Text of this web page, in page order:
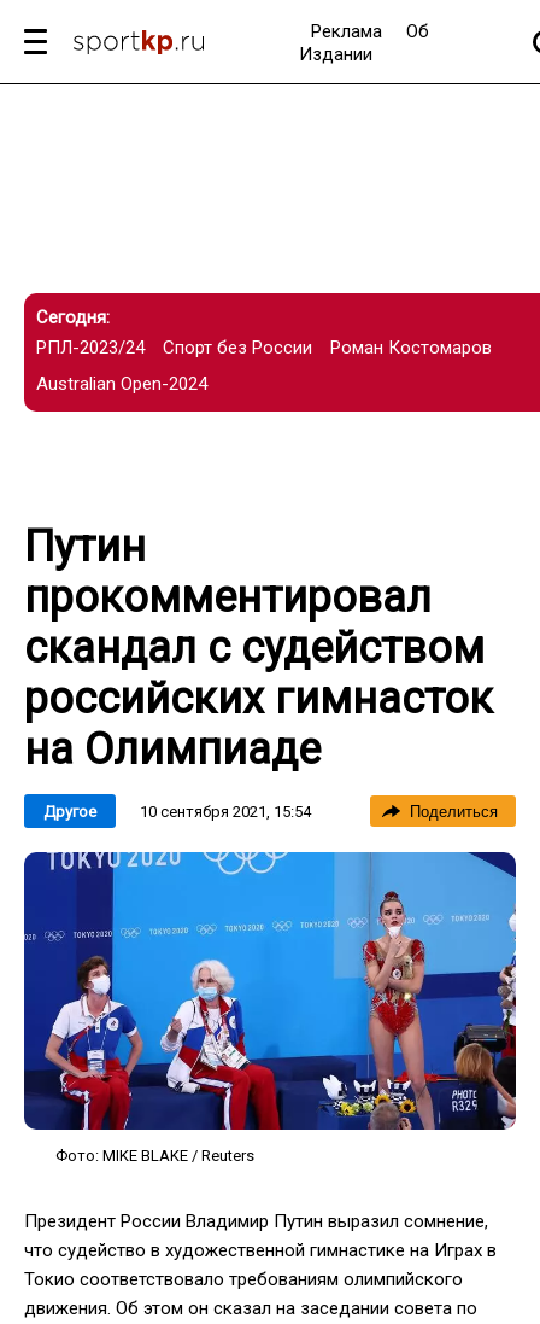
Реклама
Об
Издании
Сегодня:
РПЛ-2023/24
Спорт без России
Роман Костомаров
Australian Open-2024
Путин
прокомментировал
скандал с судейством
российских гимнасток
на Олимпиаде
Другое 10 сентября 2021, 15:54 Поделиться
Фото: MIKE BLAKE / Reuters
Президент России Владимир Путин выразил сомнение,
что судейство в художественной гимнастике на Играх в
Токио соответствовало требованиям олимпийского
движения. Об этом он сказал на заседании совета по